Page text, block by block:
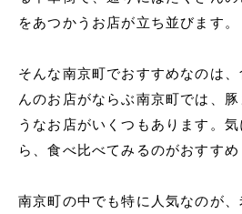
をあつかうお店が立ち並びます。
そんな南京町でおすすめなのは
んのお店がならぶ南京町では、
うなお店がいくつもあります。
ら、食べ比べてみるのがおすすめ
南京町の中でも特に人気なのが、